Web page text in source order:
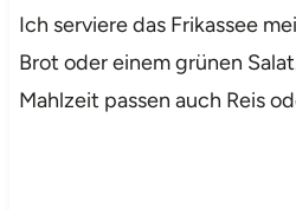
Ich serviere das Frikassee
Brot oder einem grünen
Mahlzeit passen auch Reis